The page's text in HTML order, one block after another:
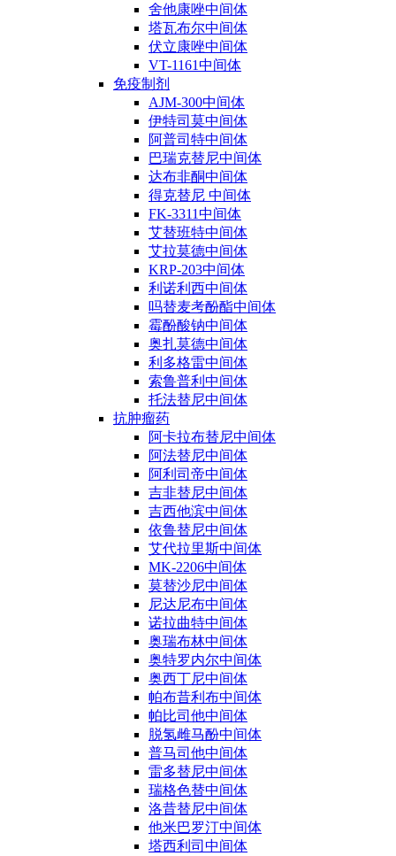
舍他康唑中间体
塔瓦布尔中间体
伏立康唑中间体
VT-1161中间体
免疫制剂
AJM-300中间体
伊特司莫中间体
阿普司特中间体
巴瑞克替尼中间体
达布非酮中间体
得克替尼 中间体
FK-3311中间体
艾替班特中间体
艾拉莫德中间体
KRP-203中间体
利诺利西中间体
吗替麦考酚酯中间体
霉酚酸钠中间体
奥扎莫德中间体
利多格雷中间体
索鲁普利中间体
托法替尼中间体
抗肿瘤药
阿卡拉布替尼中间体
阿法替尼中间体
阿利司帝中间体
吉非替尼中间体
吉西他滨中间体
依鲁替尼中间体
艾代拉里斯中间体
MK-2206中间体
莫替沙尼中间体
尼达尼布中间体
诺拉曲特中间体
奥瑞布林中间体
奥特罗内尔中间体
奥西丁尼中间体
帕布昔利布中间体
帕比司他中间体
脱氢雌马酚中间体
普马司他中间体
雷多替尼中间体
瑞格色替中间体
洛昔替尼中间体
他米巴罗汀中间体
塔西利司中间体